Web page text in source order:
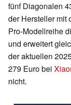
fünf Diagonalen
der Hersteller mit
Pro-Modellreihe
und erweitert
der aktuellen
279 Euro bei
nicht.